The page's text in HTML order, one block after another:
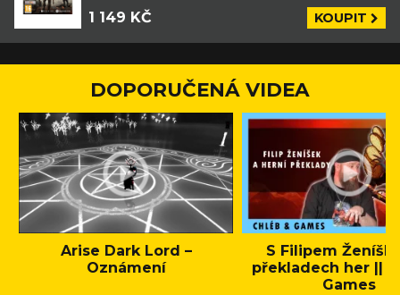
1 149 KČ KOUPIT
DOPORUČENÁ VIDEA
Arise Dark Lord –
Oznámení
S Filipem
překladech her ||
Games